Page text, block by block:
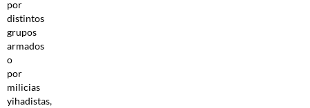
por
distintos
grupos
armados
o
por
milicias
yihadistas,